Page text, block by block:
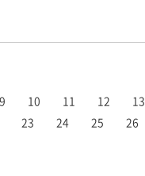
9 10 11 12 13
23 24 25 26